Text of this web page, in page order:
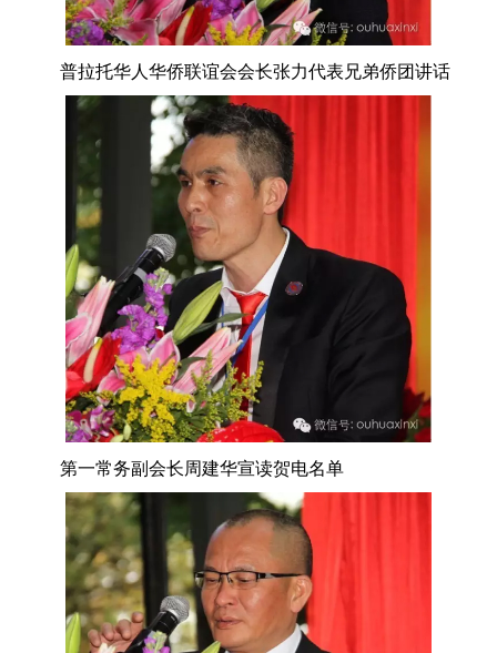
普拉托华人华侨联谊会会长张力代表兄弟侨团讲话
第一常务副会长周建华宣读贺电名单